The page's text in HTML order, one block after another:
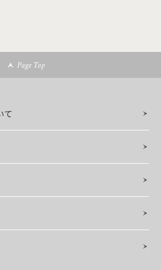
Page Top
て